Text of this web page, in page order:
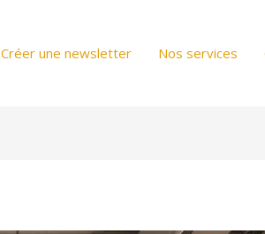
Créer une newsletter Nos services